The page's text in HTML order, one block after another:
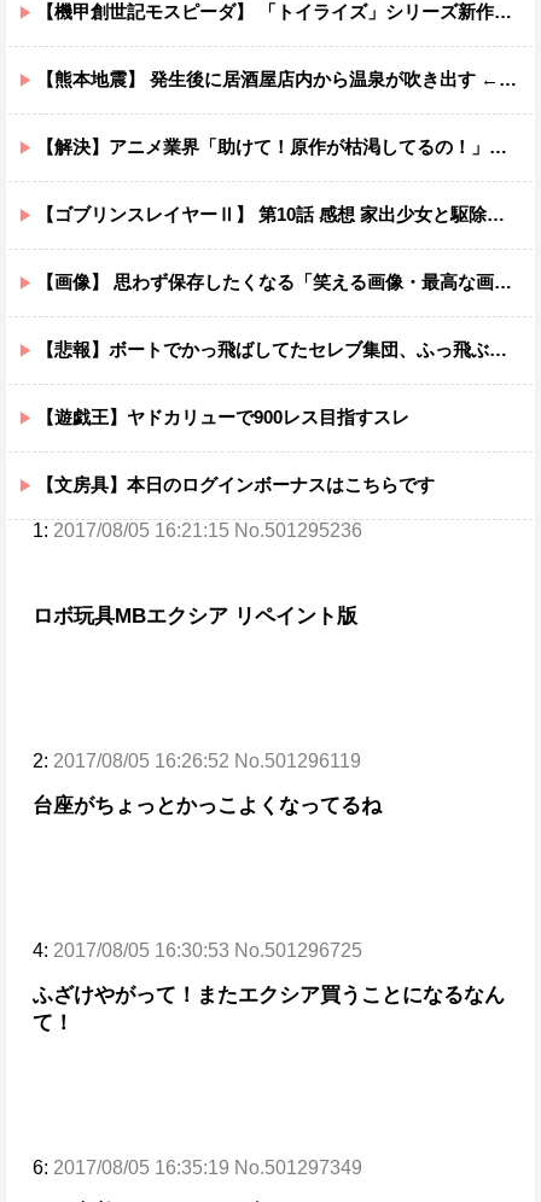
【機甲創世記モスピーダ】 「トイライズ」シリーズ新作【明日予約開始】
【熊本地震】 発生後に居酒屋店内から温泉が吹き出す ← これ前触れじゃね？
【解決】アニメ業界「助けて！原作が枯渇してるの！」←いや既存作品の2期やったら良いよね？
【ゴブリンスレイヤーⅡ】 第10話 感想 家出少女と駆除業者
【画像】 思わず保存したくなる「笑える画像・最高な画像」貼っていけｗｗｗｗｗ
【悲報】ボートでかっ飛ばしてたセレブ集団、ふっ飛ぶｗｗｗｗ
【遊戯王】ヤドカリューで900レス目指すスレ
【文房具】本日のログインボーナスはこちらです
1: 2017/08/05 16:21:15 No.501295236
ロボ玩具MBエクシア リペイント版
2: 2017/08/05 16:26:52 No.501296119
台座がちょっとかっこよくなってるね
4: 2017/08/05 16:30:53 No.501296725
ふざけやがって！またエクシア買うことになるなん
て！
6: 2017/08/05 16:35:19 No.501297349